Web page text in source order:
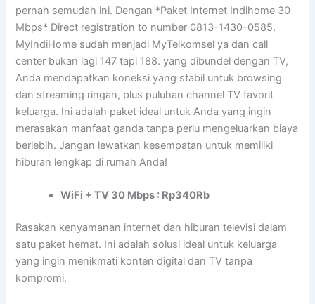
pernah semudah ini. Dengan *Paket Internet Indihome 30
Mbps* Direct registration to number 0813-1430-0585.
MyIndiHome sudah menjadi MyTelkomsel ya dan call
center bukan lagi 147 tapi 188. yang dibundel dengan TV,
Anda mendapatkan koneksi yang stabil untuk browsing
dan streaming ringan, plus puluhan channel TV favorit
keluarga. Ini adalah paket ideal untuk Anda yang ingin
merasakan manfaat ganda tanpa perlu mengeluarkan biaya
berlebih. Jangan lewatkan kesempatan untuk memiliki
hiburan lengkap di rumah Anda!
WiFi + TV 30 Mbps : Rp340Rb
Rasakan kenyamanan internet dan hiburan televisi dalam
satu paket hemat. Ini adalah solusi ideal untuk keluarga
yang ingin menikmati konten digital dan TV tanpa
kompromi.